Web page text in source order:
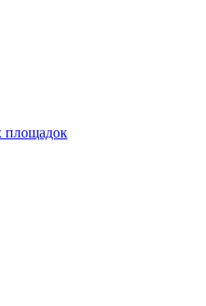
площадок